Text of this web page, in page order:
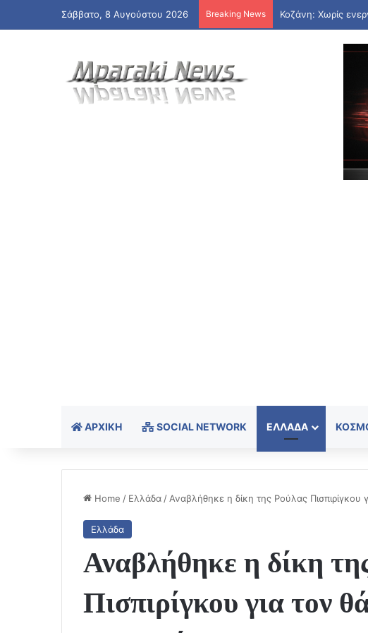
Σάββατο, 8 Αυγούστου 2026 Breaking News Κοζάνη: Χωρίς
ΑΡΧΙΚΉ SOCIAL NETWORK ΕΛΛΆΔΑ
Home / Ελλάδα / Αναβλήθηκε η δίκη της Ρούλας Πισπιρίγκου
Ελλάδα
Αναβλήθηκε η δίκη
Πισπιρίγκου για τον